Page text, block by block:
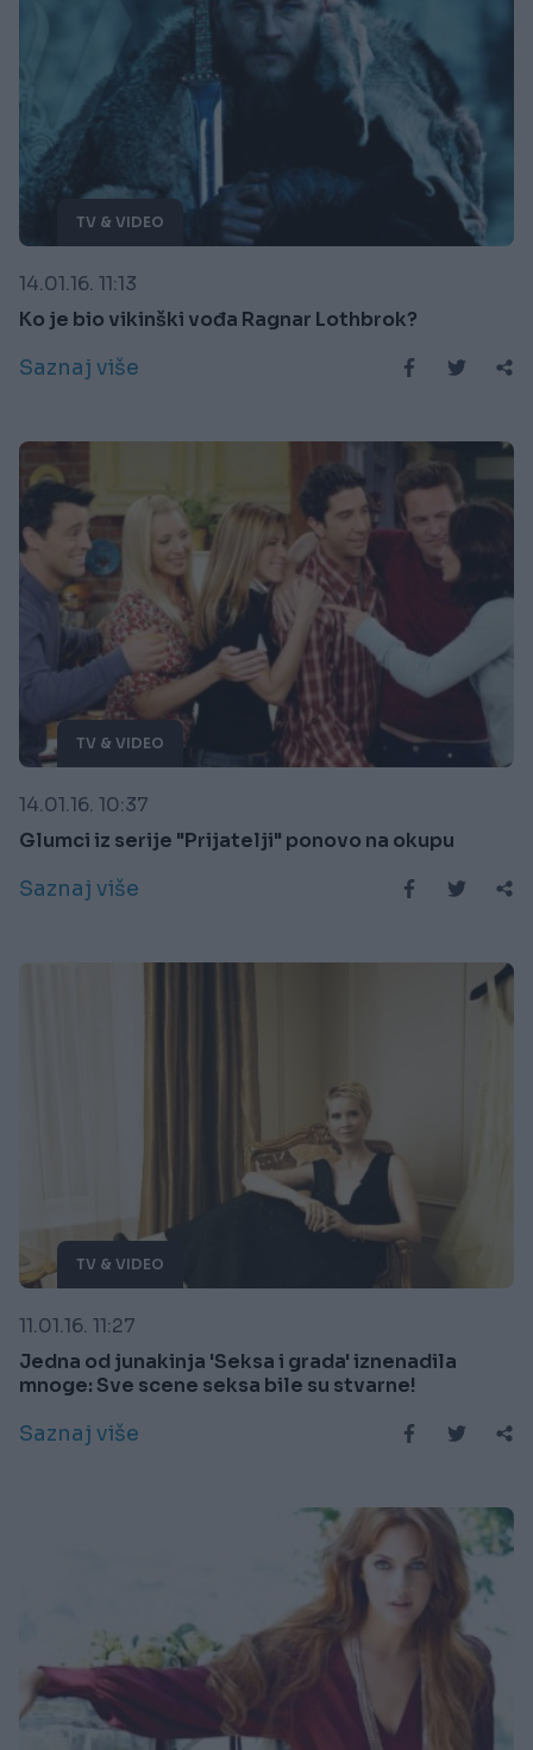
TV & VIDEO
14.01.16. 11:13
Ko je bio vikinški vođa Ragnar Lothbrok?
Saznaj više
TV & VIDEO
14.01.16. 10:37
Glumci iz serije "Prijatelji" ponovo na okupu
Saznaj više
TV & VIDEO
11.01.16. 11:27
Jedna od junakinja 'Seksa i grada' iznenadila
mnoge: Sve scene seksa bile su stvarne!
Saznaj više